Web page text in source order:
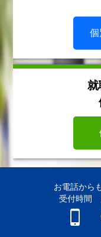
個
就
お電話から
受付時間